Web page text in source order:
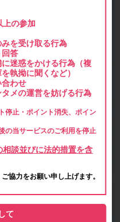
上の参加
みを受け取る行為
回答
迷惑をかける行為（複
執拗に聞くなど）
合わせ
メの運営を妨げる行為
停止・ポイント消失、ポイン
の当サービスのご利用を停止
相談並びに法的措置を含
協力をお願い申し上げます。
て